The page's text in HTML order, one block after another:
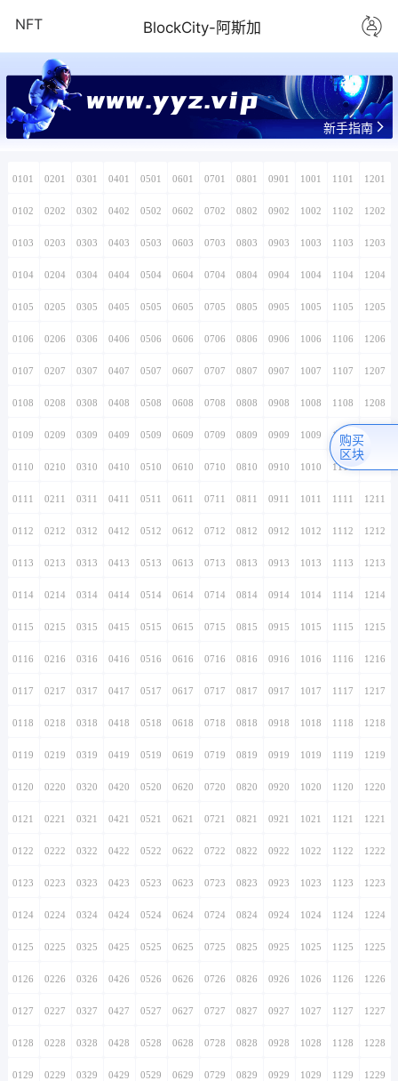
NFT BlockCity-阿斯加
www.yyz.vip
新手指南
0101 0201 0301 0401 0501 0601 0701 0801 0901 1001 1101 1201
0102 0202 0302 0402 0502 0602 0702 0802 0902 1002 1102 1202
0103 0203 0303 0403 0503 0603 0703 0803 0903 1003 1103 1203
0104 0204 0304 0404 0504 0604 0704 0804 0904 1004 1104 1204
0105 0205 0305 0405 0505 0605 0705 0805 0905 1005 1105 1205
0106 0206 0306 0406 0506 0606 0706 0806 0906 1006 1106 1206
0107 0207 0307 0407 0507 0607 0707 0807 0907 1007 1107 1207
0108 0208 0308 0408 0508 0608 0708 0808 0908 1008 1108 1208
0109 0209 0309 0409 0509 0609 0709 0809 0909 1009 1109
0110 0210 0310 0410 0510 0610 0710 0810 0910 1010 1110
0111 0211 0311 0411 0511 0611 0711 0811 0911 1011 1111 1211
0112 0212 0312 0412 0512 0612 0712 0812 0912 1012 1112 1212
0113 0213 0313 0413 0513 0613 0713 0813 0913 1013 1113 1213
0114 0214 0314 0414 0514 0614 0714 0814 0914 1014 1114 1214
0115 0215 0315 0415 0515 0615 0715 0815 0915 1015 1115 1215
0116 0216 0316 0416 0516 0616 0716 0816 0916 1016 1116 1216
0117 0217 0317 0417 0517 0617 0717 0817 0917 1017 1117 1217
0118 0218 0318 0418 0518 0618 0718 0818 0918 1018 1118 1218
0119 0219 0319 0419 0519 0619 0719 0819 0919 1019 1119 1219
0120 0220 0320 0420 0520 0620 0720 0820 0920 1020 1120 1220
0121 0221 0321 0421 0521 0621 0721 0821 0921 1021 1121 1221
0122 0222 0322 0422 0522 0622 0722 0822 0922 1022 1122 1222
0123 0223 0323 0423 0523 0623 0723 0823 0923 1023 1123 1223
0124 0224 0324 0424 0524 0624 0724 0824 0924 1024 1124 1224
0125 0225 0325 0425 0525 0625 0725 0825 0925 1025 1125 1225
0126 0226 0326 0426 0526 0626 0726 0826 0926 1026 1126 1226
0127 0227 0327 0427 0527 0627 0727 0827 0927 1027 1127 1227
0128 0228 0328 0428 0528 0628 0728 0828 0928 1028 1128 1228
0129 0229 0329 0429 0529 0629 0729 0829 0929 1029 1129 1229
购买
区块